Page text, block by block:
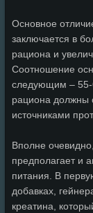
Основное
заключается в
рациона и
Соотношение
следующим – 55-
рациона должны
источниками
Вполне
предполагает и
питания. В
добавках,
креатина,